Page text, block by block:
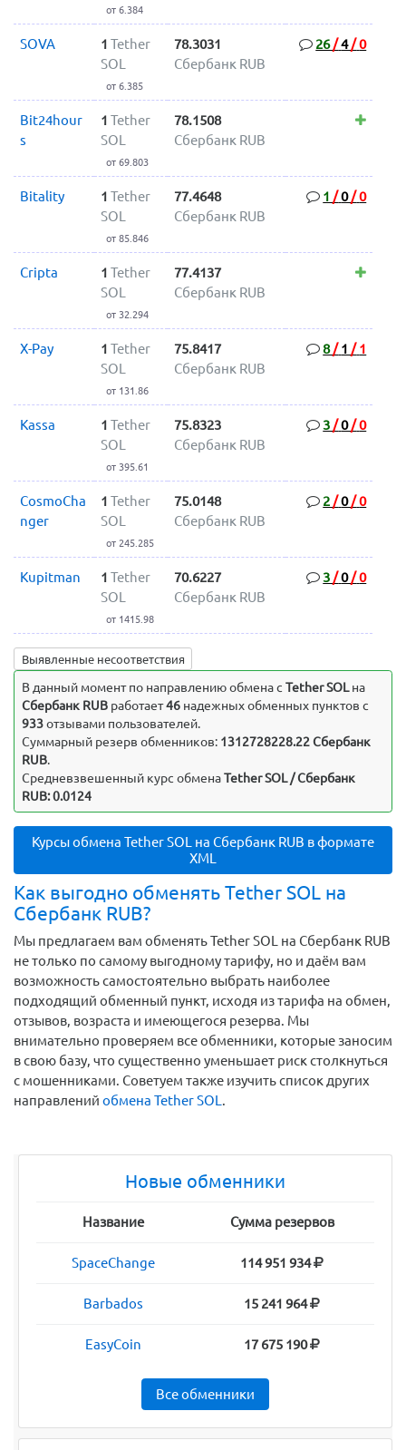
от 6.384
SOVA 1 Tether
SOL
от 6.385
78.3031
Сбербанк RUB
26/4/0
Bit24hour
s
1 Tether
SOL
от 69.803
78.1508
Сбербанк RUB
Bitality 1 Tether
SOL
от 85.846
77.4648
Сбербанк RUB
1 /0/0
Cripta 1 Tether
SOL
от 32.294
77.4137
Сбербанк RUB
X-Pay 1 Tether
SOL
от 131.86
75.8417
Сбербанк RUB
8/ 1 / 1
Kassa 1 Tether
SOL
от 395.61
75.8323
Сбербанк RUB
3 /0/0
CosmoCha
nger
1 Tether
SOL
от 245.285
75.0148
Сбербанк RUB
2 /0/0
Kupitman 1 Tether
SOL
от 1415.98
70.6227
Сбербанк RUB
3 /0/0
Выявленные несоответствия
В данный момент по направлению обмена c Tether SOLна
Сбербанк RUBработает46надежных обменных пунктов с
933отзывами пользователей.
Суммарный резерв обменников: 1312728228.22 Сбербанк
RUB.
Средневзвешенный курс обменаTether SOL / Сбербанк
RUB: 0.0124
Курсы обмена Tether SOL на Сбербанк RUB в формате
XML
Как выгодно обменять Tether SOL на
Сбербанк RUB?
Мы предлагаем вам обменять Tether SOL на Сбербанк RUB
не только по самому выгодному тарифу, но и даём вам
возможность самостоятельно выбрать наиболее
подходящий обменный пункт, исходя из тарифа на обмен,
отзывов, возраста и имеющегося резерва. Мы
внимательно проверяем все обменники, которые заносим
в свою базу, что существенно уменьшает риск столкнуться
с мошенниками. Советуем также изучить список других
направлений обмена Tether SOL .
Новые обменники
Название Сумма резервов
SpaceChange 114 951 934
Barbados 15 241 964
EasyCoin 17 675 190
Все обменники